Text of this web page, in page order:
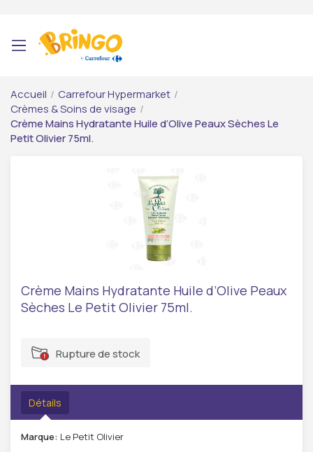
Accueil / Carrefour Hypermarket /
Crèmes & Soins de visage /
Crème Mains Hydratante Huile d’Olive Peaux Sèches Le
Petit Olivier 75ml.
Crème Mains Hydratante Huile d’Olive Peaux
Sèches Le Petit Olivier 75ml.
Rupture de stock
Détails
Marque: Le Petit Olivier